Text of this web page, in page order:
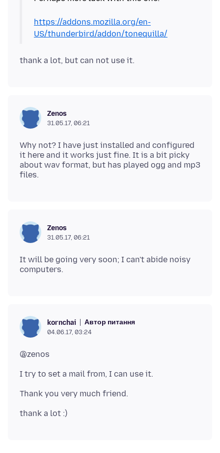
https://addons.mozilla.org/en-
US/thunderbird/addon/tonequilla/
Zenos
31.05.17, 06:21
Why not? I have just installed and configured
it here and it works just fine. It is a bit picky
about wav format, but has played ogg and mp3
Zenos
31.05.17, 06:21
It will be going very soon; I can't abide noisy
kornchai Автор питання
04.06.17, 03:24